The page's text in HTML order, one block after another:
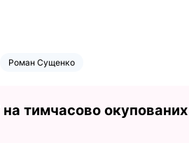
Роман Сущенко
тимчасово окупованих